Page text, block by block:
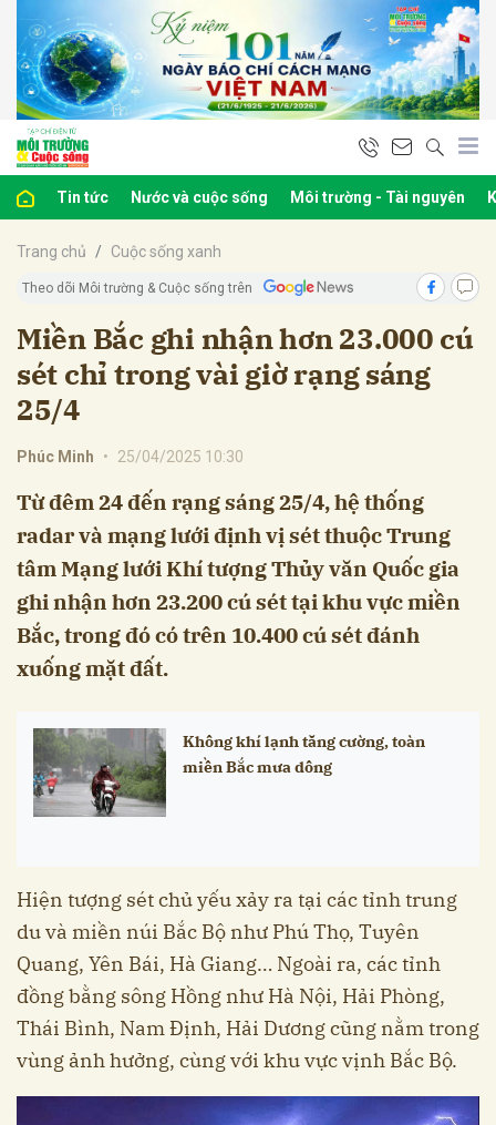
Tin tức Nước và cuộc sống Môi trường - Tài nguyên
Trang chủ Cuộc sống xanh
Theo dõi Môi trường & Cuộc sống trên
Miền Bắc ghi nhận hơn 23.000 cú
sét chỉ trong vài giờ rạng sáng
25/4
Phúc Minh • 25/04/2025 10:30
Từ đêm 24 đến rạng sáng 25/4, hệ thống
radar và mạng lưới định vị sét thuộc Trung
tâm Mạng lưới Khí tượng Thủy văn Quốc gia
ghi nhận hơn 23.200 cú sét tại khu vực miền
Bắc, trong đó có trên 10.400 cú sét đánh
xuống mặt đất.
Không khí lạnh tăng cường, toàn
miền Bắc mưa dông
Hiện tượng sét chủ yếu xảy ra tại các tỉnh trung
du và miền núi Bắc Bộ như Phú Thọ, Tuyên
Quang, Yên Bái, Hà Giang… Ngoài ra, các tỉnh
đồng bằng sông Hồng như Hà Nội, Hải Phòng,
Thái Bình, Nam Định, Hải Dương cũng nằm trong
vùng ảnh hưởng, cùng với khu vực vịnh Bắc Bộ.
luận
Hủy